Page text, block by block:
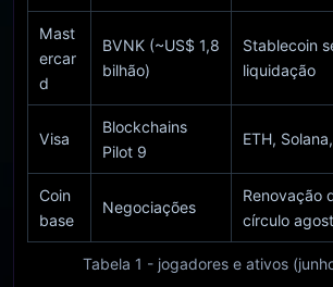
Tabela 1 - jogadores e ativos
Mast
ercar
d
BVNK (~US$ 1,8
bilhão)
Stablecoin
liquidação
Visa
Blockchains
Pilot 9
ETH,
Coin
base
Negociações
Renovação
círculo